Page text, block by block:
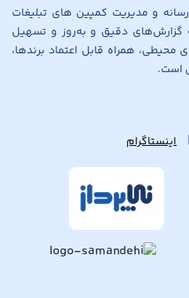
و مدیریت کمپین های تبلیغات
گزارش‌های دقیق و به‌روز و تسهیل
همراه قابل اعتماد برندها،
است.
اینستاگرام